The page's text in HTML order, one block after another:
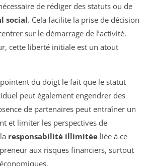
de rédiger des statuts ou de
social. Cela facilite la prise de décision
sur le démarrage de l’activité.
cette liberté initiale est un atout
du doigt le fait que le statut
peut également engendrer des
de partenaires peut entraîner un
et limiter les perspectives de
responsabilité illimitée liée à ce
aux risques financiers, surtout